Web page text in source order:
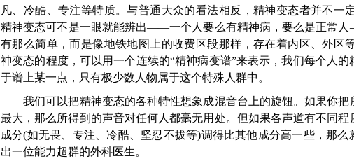
凡、冷酷、专注等特质。与普通大众的看法相反，精神变态者并不一
精神变态可不是一眼就能辨出——一个人要么有精神病，要么是正常
有那么简单，而是像地铁地图上的收费区段那样，存在着内区、外区
神变态的程度，可以用一个连续的“精神病变谱”来表示，我们每个人的
于谱上某一点，只有极少数人物属于这个特殊人群中。
我们可以把精神变态的各种特性想象成混音台上的旋钮。如果你把
最大，那么所得到的声音对任何人都毫无用处。但如果各声道有不同程
成分(如无畏、专注、冷酷、坚忍不拔等)调得比其他成分高一些，那么
出一位能力超群的外科医生。